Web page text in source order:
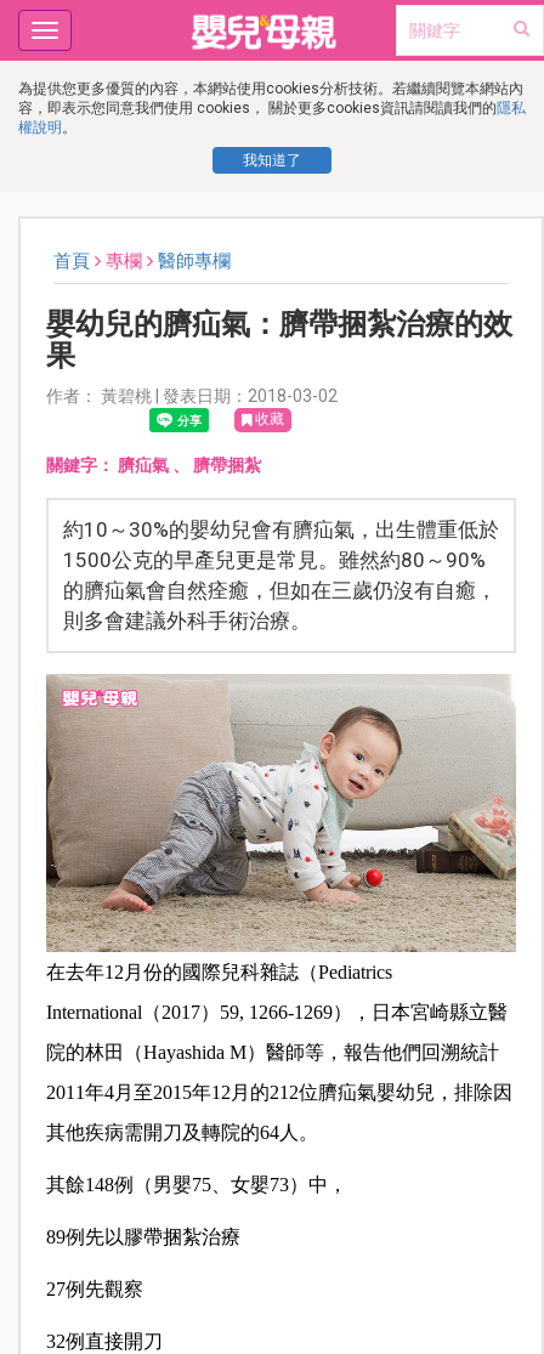
為提供您更多優質的內容，本網站使用cookies分析技術。若繼續閱覽本網站內
容，即表示您同意我們使用 cookies， 關於更多cookies資訊請閱讀我們的隱私
權說明 。
我知道了
Toggle
navigation
首頁 專欄 醫師專欄
嬰幼兒的臍疝氣：臍帶捆紮治療的效
果
作者： 黃碧桃 | 發表日期：2018-03-02
收藏
關鍵字： 臍疝氣、 臍帶捆紮
約10～30%的嬰幼兒會有臍疝氣，出生體重低於
1500公克的早產兒更是常見。雖然約80～90%
的臍疝氣會自然痊癒，但如在三歲仍沒有自癒，
則多會建議外科手術治療。
在去年12月份的國際兒科雜誌（Pediatrics
International（2017）59, 1266-1269），日本宮崎縣立醫
院的林田（Hayashida M）醫師等，報告他們回溯統計
2011年4月至2015年12月的212位臍疝氣嬰幼兒，排除因
其他疾病需開刀及轉院的64人。
其餘148例（男嬰75、女嬰73）中，
89例先以膠帶捆紮治療
27例先觀察
32例直接開刀